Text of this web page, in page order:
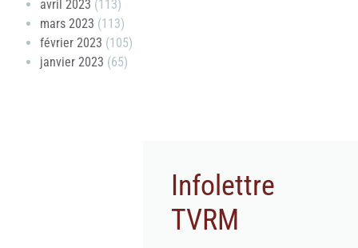
avril 2023 (113)
mars 2023 (113)
février 2023 (105)
janvier 2023 (65)
Infolettre
TVRM